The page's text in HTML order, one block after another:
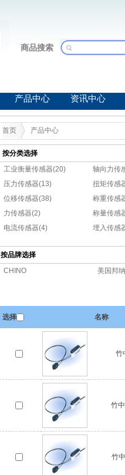
商品搜索
产品中心 资讯中心
首页 产品中心
按分类选择
工业衡量传感器(20)
轴向力传
压力传感器(13)
扭矩传感
位移传感器(38)
称重传感
力传感器(2)
称量传感
电流传感器(4)
埋入传感
按品牌选择
CHINO
美国邦
选择 名称
竹
竹
竹